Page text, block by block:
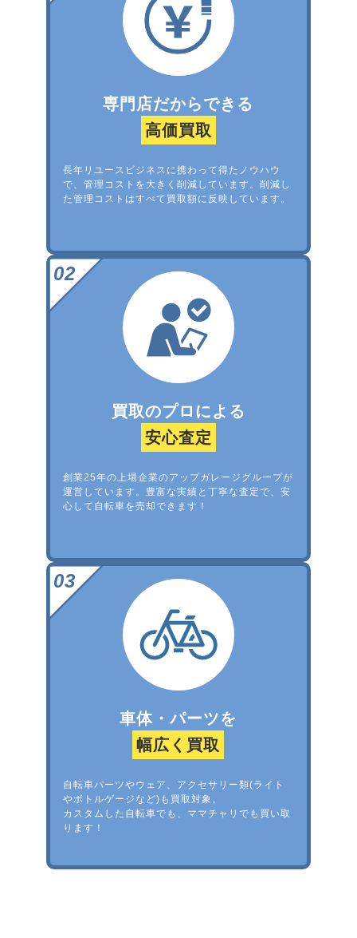
専門店だからできる
高価買取
長年リユースビジネスに携わって得たノウハウ
で、管理コストを大きく削減しています。削減し
た管理コストはすべて買取額に反映しています。
買取のプロによる
安心査定
創業25年の上場企業のアップガレージグループが
運営しています。豊富な実績と丁寧な査定で、安
心して自転車を売却できます！
車体・パーツを
幅広く買取
自転車パーツやウェア、アクセサリー類(ライト
やボトルゲージなど)も買取対象。
カスタムした自転車でも、ママチャリでも買い取
ります！